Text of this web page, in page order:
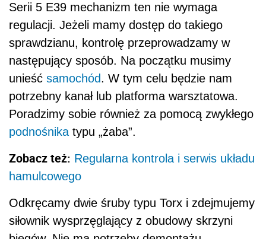
Serii 5 E39 mechanizm ten nie wymaga
regulacji. Jeżeli mamy dostęp do takiego
sprawdzianu, kontrolę przeprowadzamy w
następujący sposób. Na początku musimy
unieść samochód. W tym celu będzie nam
potrzebny kanał lub platforma warsztatowa.
Poradzimy sobie również za pomocą zwykłego
podnośnika typu „żaba”.
Zobacz też: Regularna kontrola i serwis układu
hamulcowego
Odkręcamy dwie śruby typu Torx i zdejmujemy
siłownik wysprzęglający z obudowy skrzyni